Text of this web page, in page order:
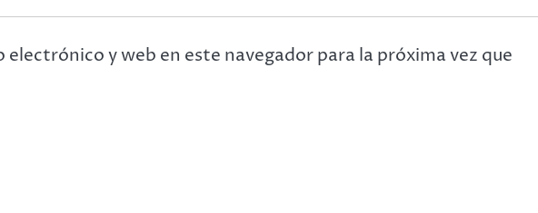
y web en este navegador para la próxima vez que